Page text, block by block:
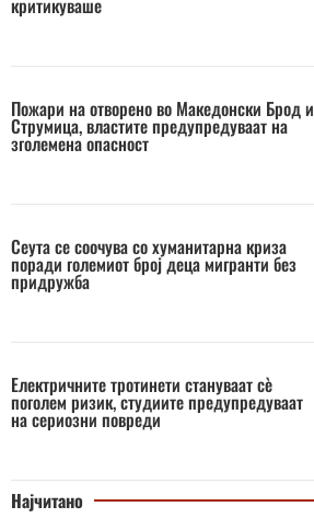
критикуваше
Пожари на отворено во Македонски Брод и
Струмица, властите предупредуваат на
зголемена опасност
Сеута се соочува со хуманитарна криза
поради големиот број деца мигранти без
придружба
Електричните тротинети стануваат сè
поголем ризик, студиите предупредуваат
на сериозни повреди
Најчитано